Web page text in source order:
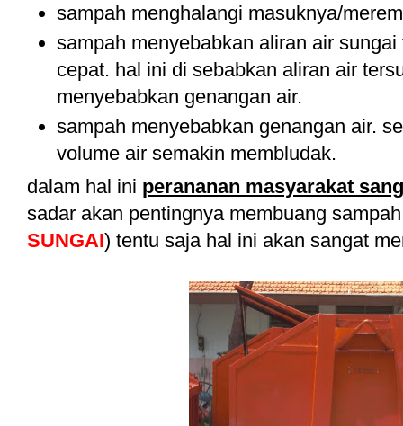
sampah menghalangi masuknya/
sampah menyebabkan aliran air
cepat. hal ini di sebabkan aliran air
menyebabkan genangan air.
sampah menyebabkan genangan air.
volume air semakin membludak.
dalam hal ini perananan masyarakat
sadar akan pentingnya membuang
SUNGAI) tentu saja hal ini akan sangat